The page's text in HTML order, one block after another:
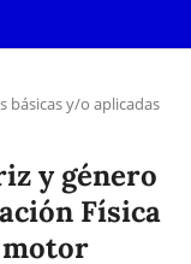
básicas y/o aplicadas
y género
Física